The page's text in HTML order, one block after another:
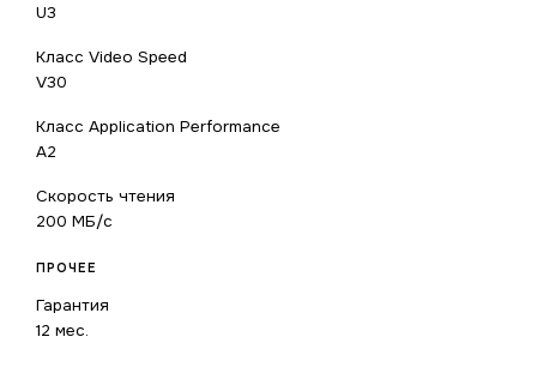
U3
Класс Video Speed
V30
Класс Application Performance
A2
Скорость чтения
200 МБ/с
ПРОЧЕЕ
Гарантия
12 мес.